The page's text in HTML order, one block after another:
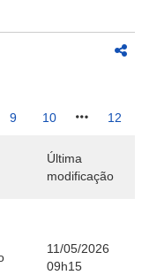
9 10 12
Última
modificação
11/05/2026
09h15